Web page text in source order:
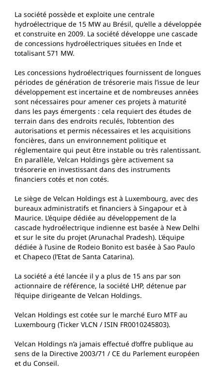
La société possède et exploite une centrale
hydroélectrique de 15 MW au Brésil, qu’elle a développée
et construite en 2009. La société développe une cascade
de concessions hydroélectriques situées en Inde et
totalisant 571 MW.
Les concessions hydroélectriques fournissent de longues
périodes de génération de trésorerie mais l’issue de leur
développement est incertaine et de nombreuses années
sont nécessaires pour amener ces projets à maturité
dans les pays émergents : cela requiert des études de
terrain dans des endroits reculés, l’obtention des
autorisations et permis nécessaires et les acquisitions
foncières, dans un environnement politique et
réglementaire qui peut être instable ou très ralentissant.
En parallèle, Velcan Holdings gère activement sa
trésorerie en investissant dans des instruments
financiers cotés et non cotés.
Le siège de Velcan Holdings est à Luxembourg, avec des
bureaux administratifs et financiers à Singapour et à
Maurice. L’équipe dédiée au développement de la
cascade hydroélectrique indienne est basée à New Delhi
et sur le site du projet (Arunachal Pradesh). L’équipe
dédiée à l’usine de Rodeio Bonito est basée à Sao Paulo
et Chapeco (l’Etat de Santa Catarina).
La société a été lancée il y a plus de 15 ans par son
actionnaire de référence, la société LHP, détenue par
l’équipe dirigeante de Velcan Holdings.
Velcan Holdings est cotée sur le marché Euro MTF au
Luxembourg (Ticker VLCN / ISIN FR0010245803).
Velcan Holdings n’a jamais effectué d’offre publique au
sens de la Directive 2003/71 / CE du Parlement européen
et du Conseil.